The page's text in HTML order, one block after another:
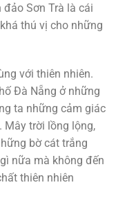
Sơn Trà là cái
thú vị cho những
với thiên nhiên.
Đà Nẵng ở những
ta những cảm giác
Mây trời lồng lộng,
bờ cát trắng
nữa mà không đến
thiên nhiên